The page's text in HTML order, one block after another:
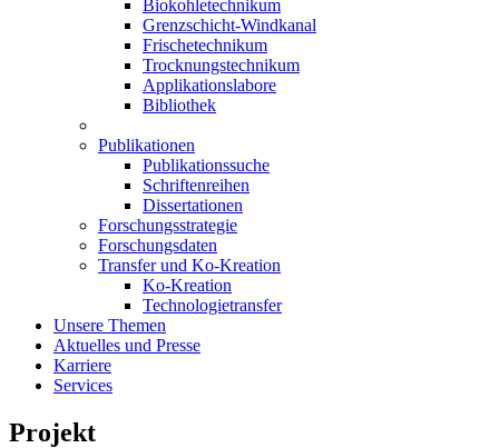
Biokohletechnikum
Grenzschicht-Windkanal
Frischetechnikum
Trocknungstechnikum
Applikationslabore
Bibliothek
Publikationen
Publikationssuche
Schriftenreihen
Dissertationen
Forschungsstrategie
Forschungsdaten
Transfer und Ko-Kreation
Ko-Kreation
Technologietransfer
Unsere Themen
Aktuelles und Presse
Karriere
Services
Projekt